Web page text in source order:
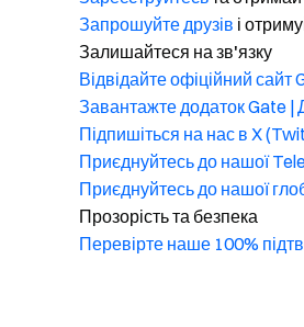
Запрошуйте друзів і
Залишайтеся на зв'язку
Відвідайте офіційний сайт
Завантажте додаток Gate |
Підпишіться на нас в X
Приєднуйтесь до нашої
Приєднуйтесь до нашої
Прозорість та безпека
Перевірте наше 100%